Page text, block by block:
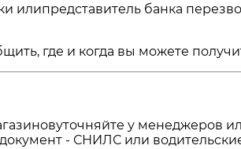
илипредставитель банка
где и когда вы можете
у менеджеров
- СНИЛС или